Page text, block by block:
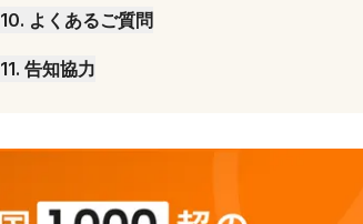
博多会場 8月23日(日)14時〜16時
西岡壱誠
10. よくあるご質問
11. 告知協力